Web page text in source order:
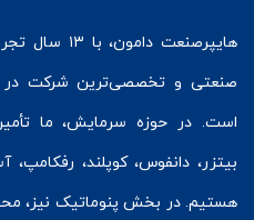
هایپرصنعت
دامون، با
صنعتی و تخصصی‌ترین شرکت در
است. در حوزه سرمایش، ما
بیتزر، دانفوس،کوپلند، رفکامپ،
هستیم. در بخش پنوماتیک نیز،